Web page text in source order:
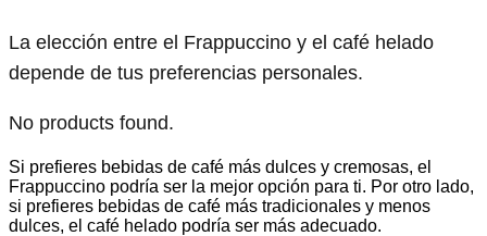
La elección entre el Frappuccino y el café helado
depende de tus preferencias personales.
No products found.
Si prefieres bebidas de café más dulces y cremosas, el
Frappuccino podría ser la mejor opción para ti. Por otro lado,
si prefieres bebidas de café más tradicionales y menos
dulces, el café helado podría ser más adecuado.